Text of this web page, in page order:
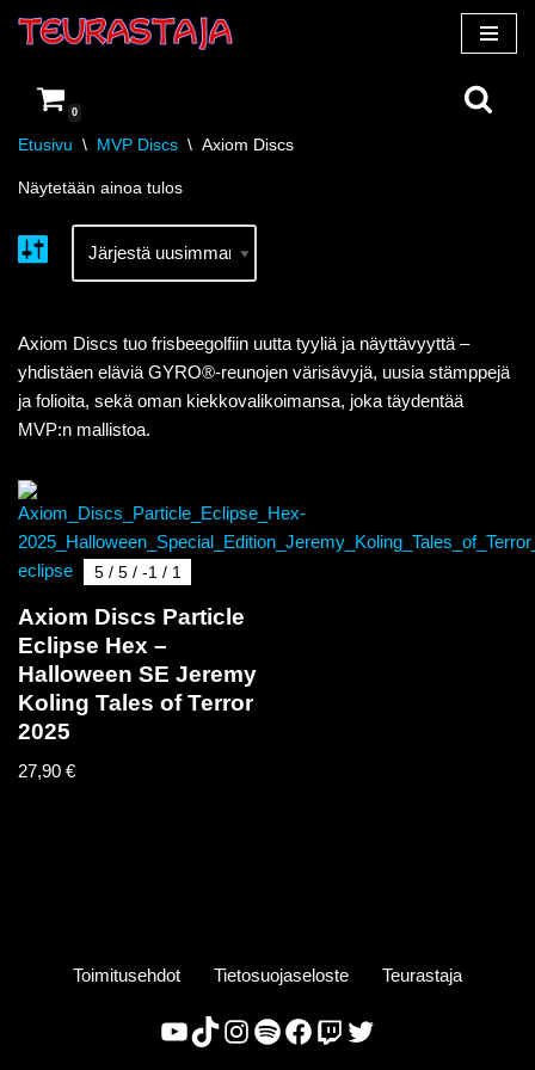
suoraan
sisältöön
0
Etusivu \ MVP Discs \ Axiom Discs
Näytetään ainoa tulos
Axiom Discs tuo frisbeegolfiin uutta tyyliä ja näyttävyyttä –
yhdistäen eläviä GYRO®-reunojen värisävyjä, uusia stämppejä
ja folioita, sekä oman kiekkovalikoimansa, joka täydentää
MVP:n mallistoa.
5 / 5 / -1 / 1
Axiom Discs Particle
Eclipse Hex –
Halloween SE Jeremy
Koling Tales of Terror
2025
27,90 €
Toimitusehdot Tietosuojaseloste Teurastaja